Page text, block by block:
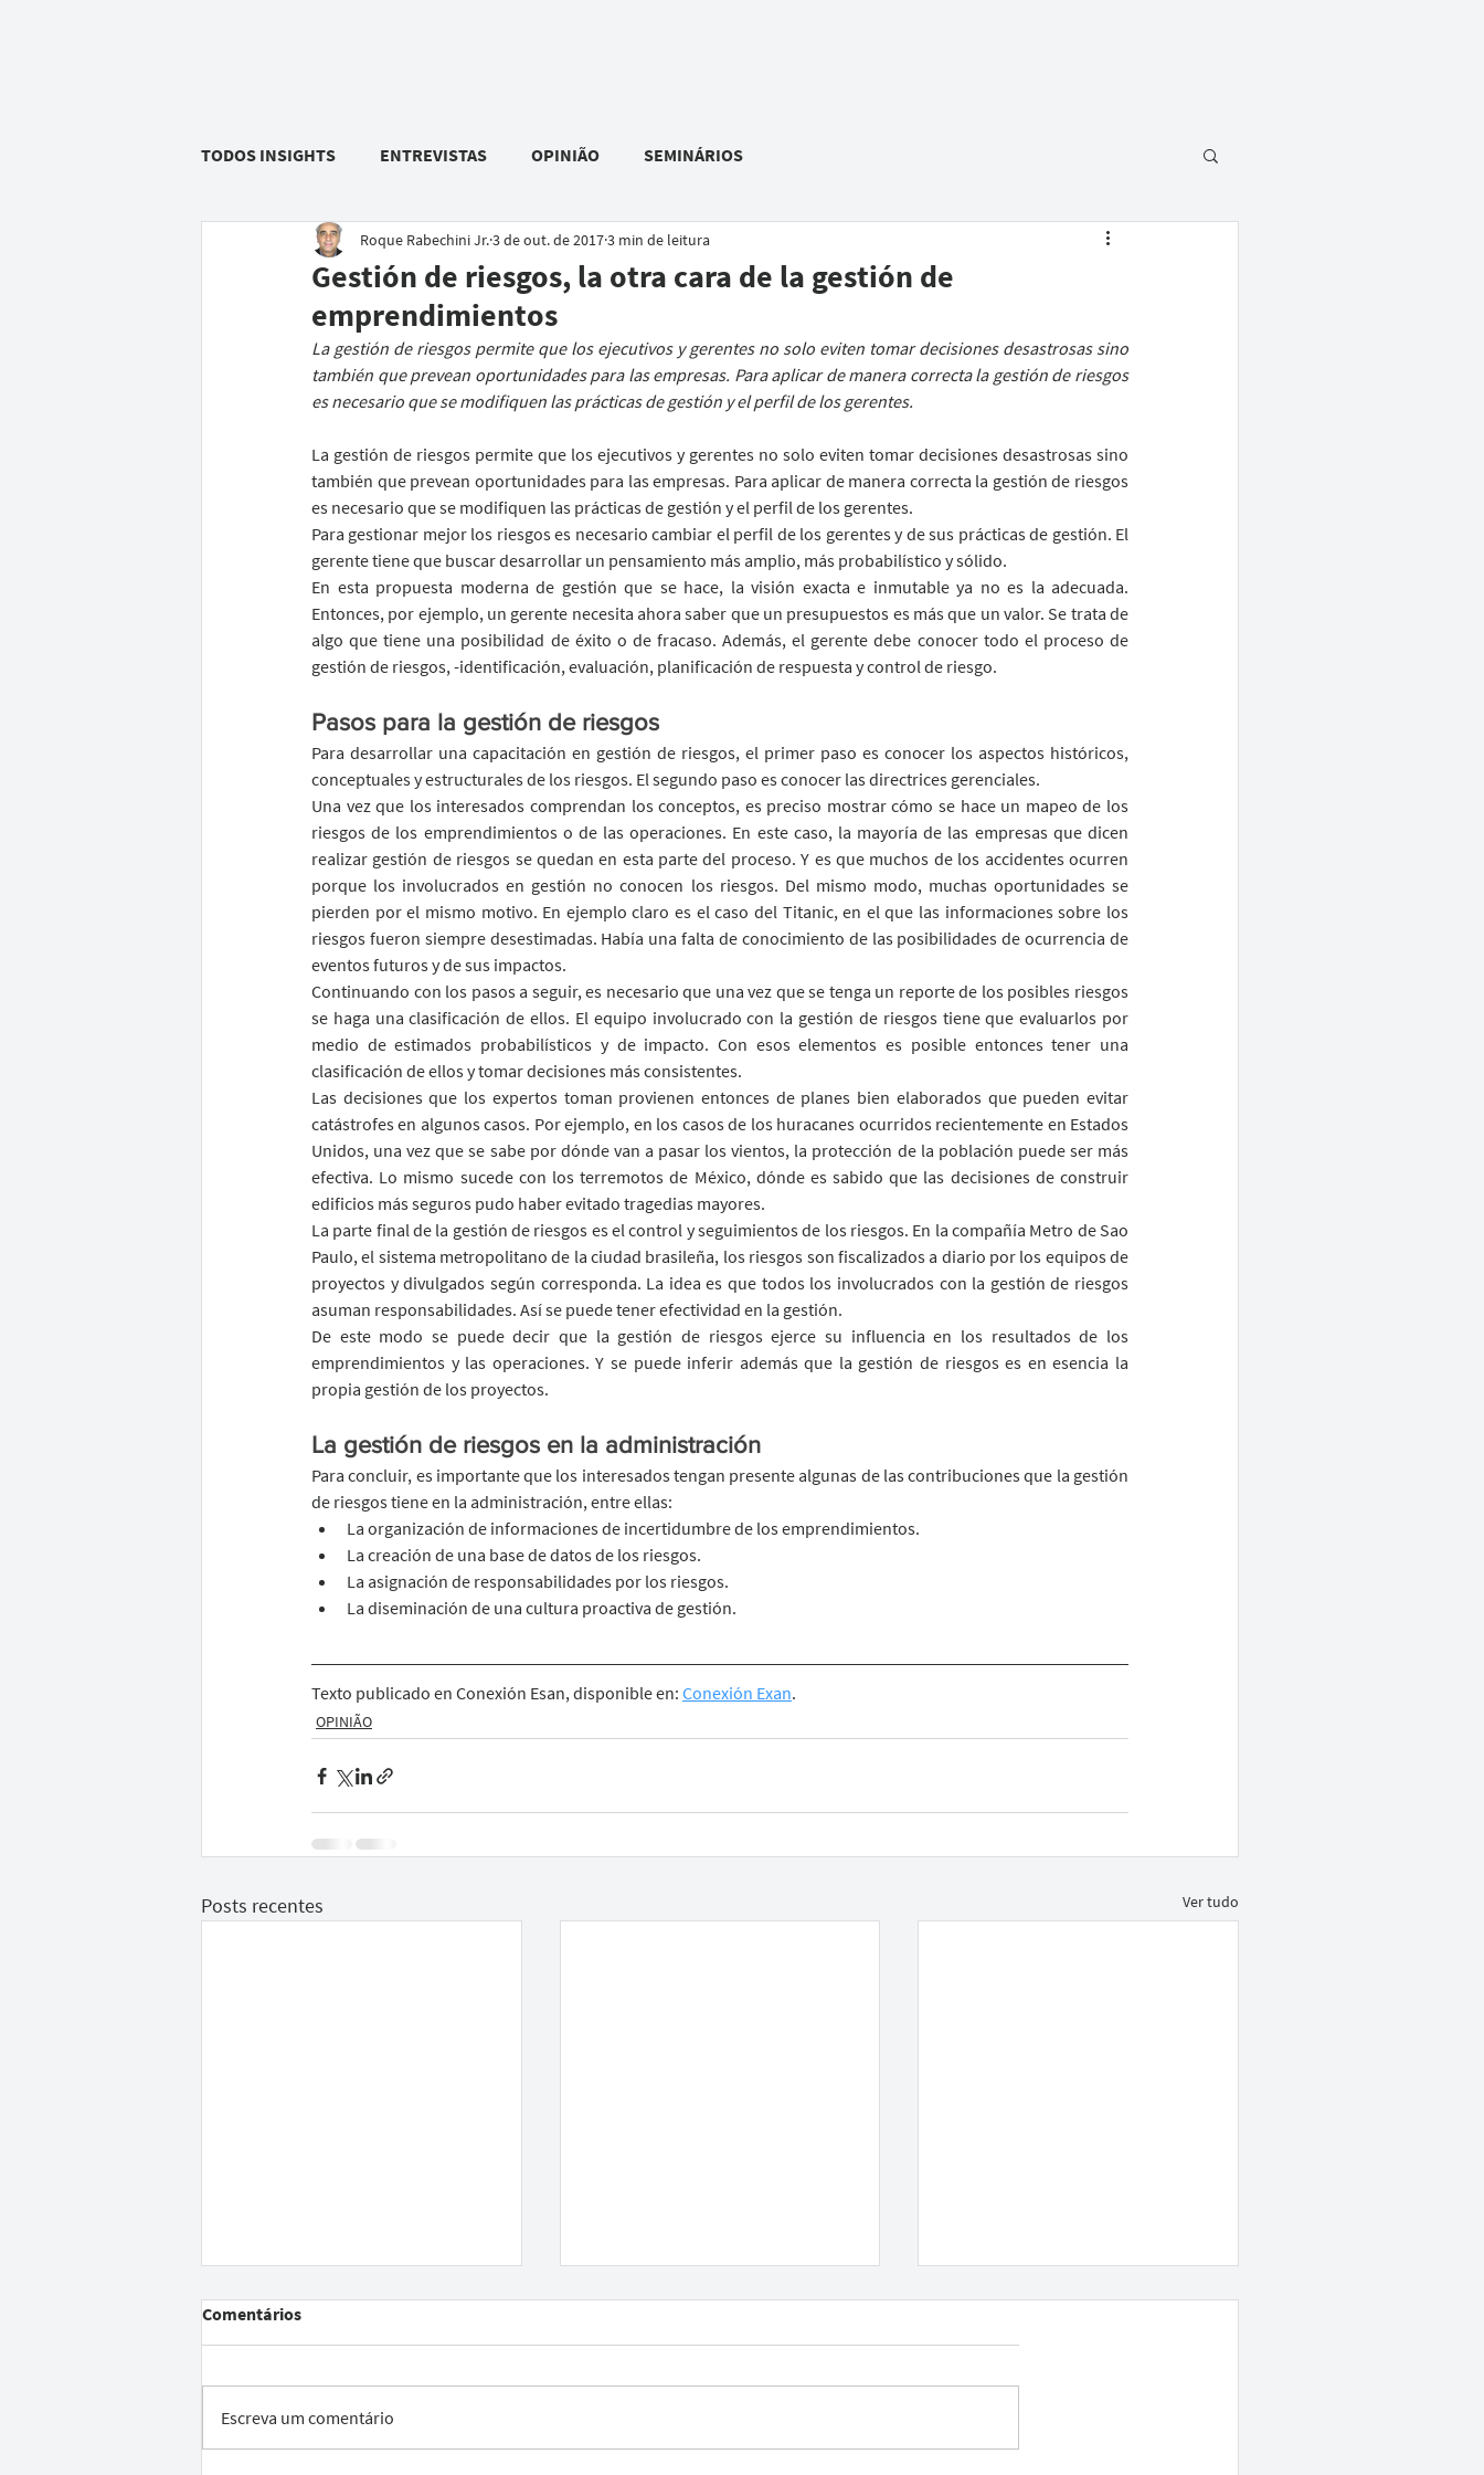
TODOS INSIGHTS ENTREVISTAS OPINIÃO SEMINÁRIOS
Gestión de riesgos, la otra cara de la gestión de
emprendimientos
Roque Rabechini Jr.3 de out. de 20173 min de leitura
La gestión de riesgos permite que los ejecutivos y gerentes no solo eviten tomar decisiones desastrosas sino
también que prevean oportunidades para las empresas. Para aplicar de manera correcta la gestión de riesgos
es necesario que se modifiquen las prácticas de gestión y el perfil de los gerentes.
La gestión de riesgos permite que los ejecutivos y gerentes no solo eviten tomar decisiones desastrosas sino
también que prevean oportunidades para las empresas. Para aplicar de manera correcta la gestión de riesgos
es necesario que se modifiquen las prácticas de gestión y el perfil de los gerentes.
Para gestionar mejor los riesgos es necesario cambiar el perfil de los gerentes y de sus prácticas de gestión. El
gerente tiene que buscar desarrollar un pensamiento más amplio, más probabilístico y sólido.
En esta propuesta moderna de gestión que se hace, la visión exacta e inmutable ya no es la adecuada.
Entonces, por ejemplo, un gerente necesita ahora saber que un presupuestos es más que un valor. Se trata de
algo que tiene una posibilidad de éxito o de fracaso. Además, el gerente debe conocer todo el proceso de
gestión de riesgos, -identificación, evaluación, planificación de respuesta y control de riesgo.
Pasos para la gestión de riesgos
Para desarrollar una capacitación en gestión de riesgos, el primer paso es conocer los aspectos históricos,
conceptuales y estructurales de los riesgos. El segundo paso es conocer las directrices gerenciales.
Una vez que los interesados comprendan los conceptos, es preciso mostrar cómo se hace un mapeo de los
riesgos de los emprendimientos o de las operaciones. En este caso, la mayoría de las empresas que dicen
realizar gestión de riesgos se quedan en esta parte del proceso. Y es que muchos de los accidentes ocurren
porque los involucrados en gestión no conocen los riesgos. Del mismo modo, muchas oportunidades se
pierden por el mismo motivo. En ejemplo claro es el caso del Titanic, en el que las informaciones sobre los
riesgos fueron siempre desestimadas. Había una falta de conocimiento de las posibilidades de ocurrencia de
eventos futuros y de sus impactos.
Continuando con los pasos a seguir, es necesario que una vez que se tenga un reporte de los posibles riesgos
se haga una clasificación de ellos. El equipo involucrado con la gestión de riesgos tiene que evaluarlos por
medio de estimados probabilísticos y de impacto. Con esos elementos es posible entonces tener una
clasificación de ellos y tomar decisiones más consistentes.
Las decisiones que los expertos toman provienen entonces de planes bien elaborados que pueden evitar
catástrofes en algunos casos. Por ejemplo, en los casos de los huracanes ocurridos recientemente en Estados
Unidos, una vez que se sabe por dónde van a pasar los vientos, la protección de la población puede ser más
efectiva. Lo mismo sucede con los terremotos de México, dónde es sabido que las decisiones de construir
edificios más seguros pudo haber evitado tragedias mayores.
La parte final de la gestión de riesgos es el control y seguimientos de los riesgos. En la compañía Metro de Sao
Paulo, el sistema metropolitano de la ciudad brasileña, los riesgos son fiscalizados a diario por los equipos de
proyectos y divulgados según corresponda. La idea es que todos los involucrados con la gestión de riesgos
asuman responsabilidades. Así se puede tener efectividad en la gestión.
De este modo se puede decir que la gestión de riesgos ejerce su influencia en los resultados de los
emprendimientos y las operaciones. Y se puede inferir además que la gestión de riesgos es en esencia la
propia gestión de los proyectos.
La gestión de riesgos en la administración
Para concluir, es importante que los interesados tengan presente algunas de las contribuciones que la gestión
de riesgos tiene en la administración, entre ellas:
La organización de informaciones de incertidumbre de los emprendimientos.
La creación de una base de datos de los riesgos.
La asignación de responsabilidades por los riesgos.
La diseminación de una cultura proactiva de gestión.
Texto publicado en Conexión Esan, disponible en: Conexión Exan.
OPINIÃO
Posts recentes Ver tudo
Comentários
Escreva um comentário